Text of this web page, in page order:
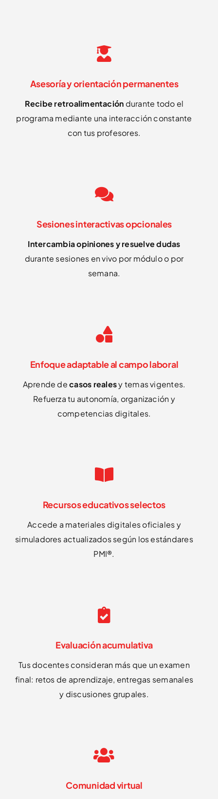
Asesoría y orientación permanentes
Recibe retroalimentación durante todo el
programa mediante una interacción constante
con tus profesores.
Sesiones interactivas opcionales
Intercambia opiniones y resuelve dudas
durante sesiones en vivo por módulo o por
semana.
Enfoque adaptable al campo laboral
Aprende decasos realesy temas vigentes.
Refuerza tu autonomía, organización y
competencias digitales.
Recursos educativos selectos
Accede a materiales digitales oficiales y
simuladores actualizados según los estándares
PMI®.
Evaluación acumulativa
Tus docentes consideran más que un examen
final: retos de aprendizaje, entregas semanales
y discusiones grupales.
Comunidad virtual